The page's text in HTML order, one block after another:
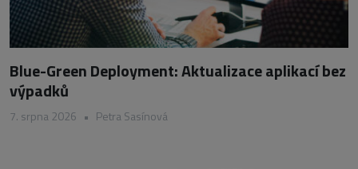
Blue-Green Deployment: Aktualizace aplikací bez
výpadků
7. srpna 2026 • Petra Sasínová